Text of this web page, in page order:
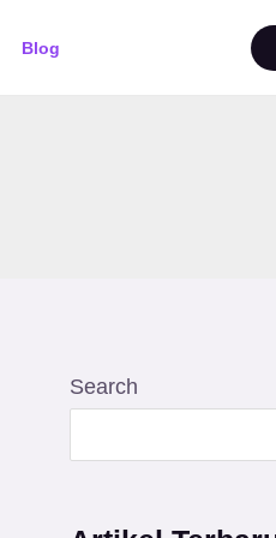
Blog
Search